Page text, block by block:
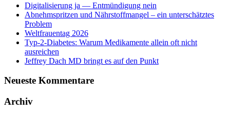
Digitalisierung ja — Entmündigung nein
Abnehmspritzen und Nährstoffmangel – ein unterschätztes
Problem
Weltfrauentag 2026
Typ-2-Diabetes: Warum Medikamente allein oft nicht
ausreichen
Jeffrey Dach MD bringt es auf den Punkt
Neueste Kommentare
Archiv